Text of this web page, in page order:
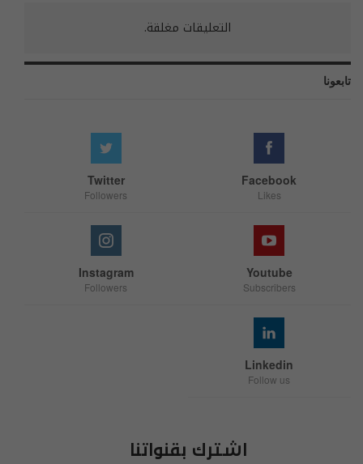
التعليقات مغلقة.
تابعونا
Facebook
Likes
Twitter
Followers
Youtube
Subscribers
Instagram
Followers
Linkedin
Follow us
اشترك بقنواتنا